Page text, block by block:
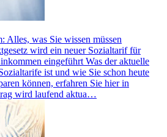
Alles, was Sie wissen müssen
wird ein neuer Sozialtarif für
eingeführt Was der aktuelle
ist und wie Sie schon heute
können, erfahren Sie hier in
wird laufend aktua…